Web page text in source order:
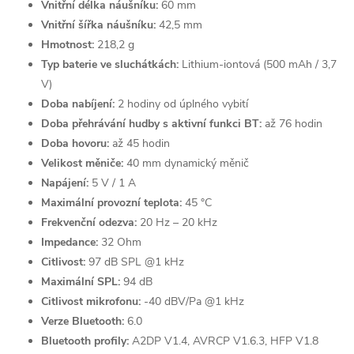
Vnitřní délka náušníku: 60 mm
Vnitřní šířka náušníku: 42,5 mm
Hmotnost: 218,2 g
Typ baterie ve sluchátkách: Lithium-iontová (500 mAh / 3,7
V)
Doba nabíjení: 2 hodiny od úplného vybití
Doba přehrávání hudby s aktivní funkci BT: až 76 hodin
Doba hovoru: až 45 hodin
Velikost měniče: 40 mm dynamický měnič
Napájení: 5 V / 1 A
Maximální provozní teplota: 45 °C
Frekvenční odezva: 20 Hz – 20 kHz
Impedance: 32 Ohm
Citlivost: 97 dB SPL @1 kHz
Maximální SPL: 94 dB
Citlivost mikrofonu: -40 dBV/Pa @1 kHz
Verze Bluetooth: 6.0
Bluetooth profily: A2DP V1.4, AVRCP V1.6.3, HFP V1.8